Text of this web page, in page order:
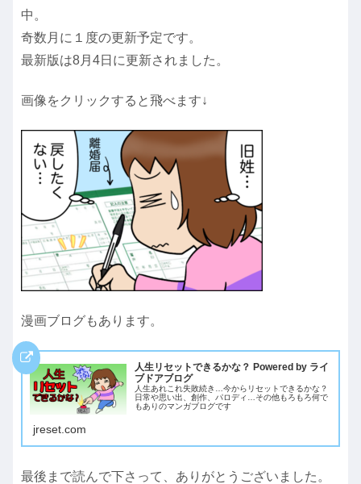
中。
奇数月に１度の更新予定です。
最新版は8月4日に更新されました。
画像をクリックすると飛べます↓
漫画ブログもあります。
人生リセットできるかな？ Powered by ライ
ブドアブログ
人生あれこれ失敗続き…今からリセットできるかな？
日常や思い出、創作、パロディ…その他もろもろ何で
もありのマンガブログです
jreset.com
最後まで読んで下さって、ありがとうございました。